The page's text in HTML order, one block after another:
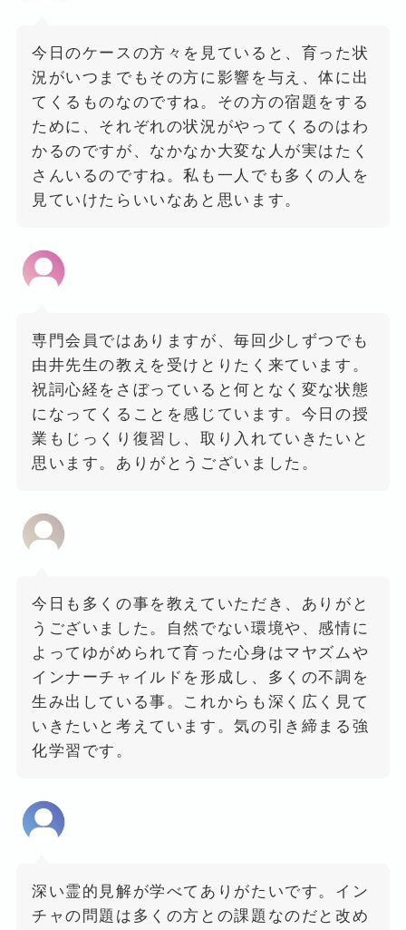
今日のケースの方々を見ていると、育った状
況がいつまでもその方に影響を与え、体に出
てくるものなのですね。その方の宿題をする
ために、それぞれの状況がやってくるのはわ
かるのですが、なかなか大変な人が実はたく
さんいるのですね。私も一人でも多くの人を
見ていけたらいいなあと思います。
専門会員ではありますが、毎回少しずつでも
由井先生の教えを受けとりたく来ています。
祝詞心経をさぼっていると何となく変な状態
になってくることを感じています。今日の授
業もじっくり復習し、取り入れていきたいと
思います。ありがとうございました。
今日も多くの事を教えていただき、ありがと
うございました。自然でない環境や、感情に
よってゆがめられて育った心身はマヤズムや
インナーチャイルドを形成し、多くの不調を
生み出している事。これからも深く広く見て
いきたいと考えています。気の引き締まる強
化学習です。
深い霊的見解が学べてありがたいです。イン
チャの問題は多くの方との課題なのだと改め